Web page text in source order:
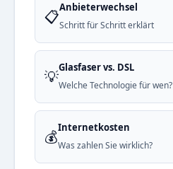
📋Anbieterwechsel
Schritt für Schritt erklärt
💡Glasfaser vs. DSL
Welche Technologie für wen?
💰Internetkosten
Was zahlen Sie wirklich?